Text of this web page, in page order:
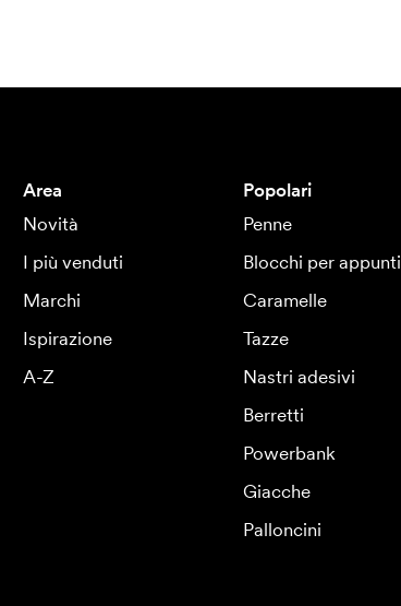
Area
Novità
I più venduti
Marchi
Ispirazione
A-Z
Popolari
Penne
Blocchi per appunti
Caramelle
Tazze
Nastri adesivi
Berretti
Powerbank
Giacche
Palloncini